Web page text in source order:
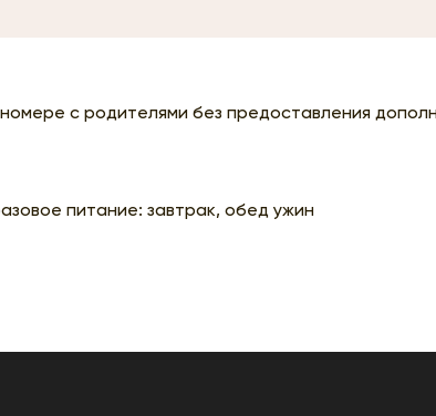
с родителями без предоставления
питание: завтрак, обед ужин